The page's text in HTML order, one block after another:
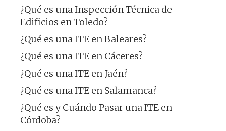
¿Qué es una Inspección Técnica de
Edificios en Toledo?
¿Qué es una ITE en Baleares?
¿Qué es una ITE en Cáceres?
¿Qué es una ITE en Jaén?
¿Qué es una ITE en Salamanca?
¿Qué es y Cuándo Pasar una ITE en
Córdoba?